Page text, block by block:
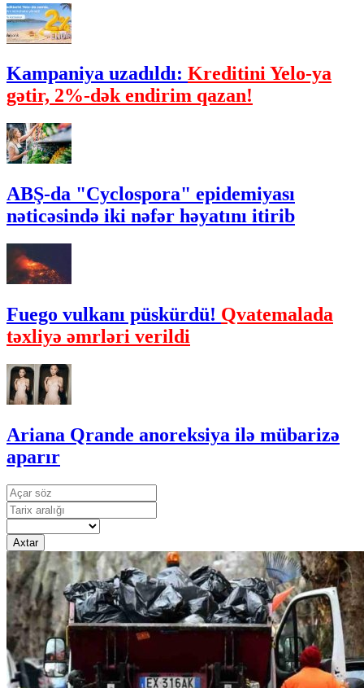
Kampaniya uzadıldı: Kreditini Yelo-ya
gətir, 2%-dək endirim qazan!
ABŞ-da "Cyclospora" epidemiyası
nəticəsində iki nəfər həyatını itirib
Fuego vulkanı püskürdü! Qvatemalada
təxliyə əmrləri verildi
Ariana Qrande anoreksiya ilə mübarizə
aparır
Axtar